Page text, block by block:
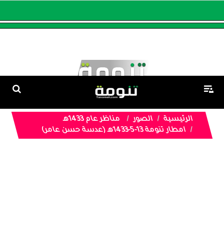
الرئيسية الصور
مناظر عام 1433هـ
امطار تنومة 13-5-1433هـ (عدسة حسن عامر)